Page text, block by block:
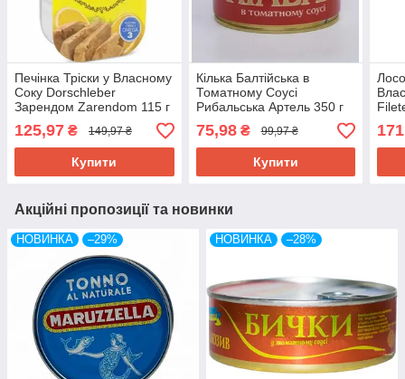
Печінка Тріски у Власному
Соку Dorschleber
Зарендом Zarendom 115 г
Німеччина
125,97 ₴ 149,97 ₴
Купити
Кілька Балтійська в
Томатному Соусі
Рибальська Артель 350 г
Україна
75,98₴ 99,97 ₴
Купити
115
Акційні пропозиції та новинки
НОВИНКА –29% НОВИНКА –28%